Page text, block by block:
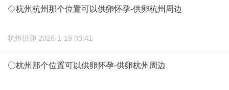
◇杭州杭州那个位置可以供卵怀孕-供卵杭州周边
杭州供卵 2026-1-19 08:41
〇杭州那个位置可以供卵怀孕-供卵杭州周边